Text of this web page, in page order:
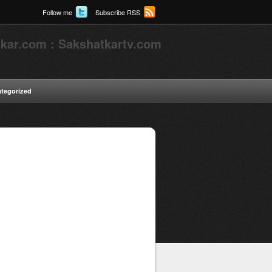
Follow me Subscribe RSS
: Sakshatkartv.com